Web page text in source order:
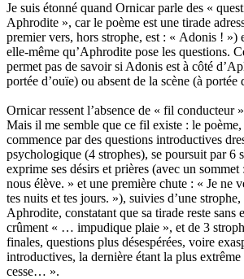
Je suis étonné quand Ornicar parle des «
Aphrodite », car le poème est une tirade
premier vers, hors strophe, est : « Adonis ! »)
elle-même qu’Aphrodite pose les questions.
permet pas de savoir si Adonis est à côté
portée d’ouïe) ou absent de la scène (à
Ornicar ressent l’absence de « fil conducteur
Mais il me semble que ce fil existe : le poème,
commence par des questions introductives
psychologique (4 strophes), se poursuit par 6
exprime ses désirs et prières (avec un
nous élève. » et une première chute : « Je ne
tes nuits et tes jours. »), suivies d’une
Aphrodite, constatant que sa tirade reste sans
crûment « … impudique plaie », et de 3
finales, questions plus désespérées, voire
introductives, la dernière étant la plus
cesse… ».